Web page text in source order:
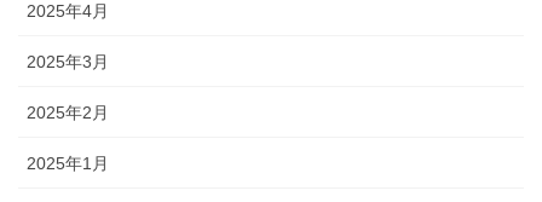
2025年4月
2025年3月
2025年2月
2025年1月